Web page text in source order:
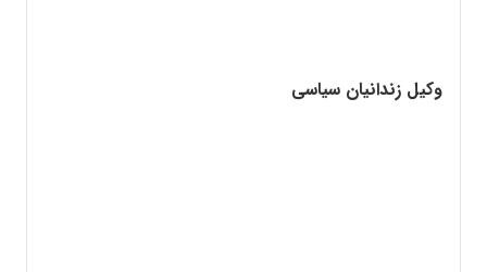
وکیل زندانیان سیاسی